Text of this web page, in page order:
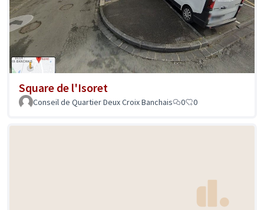
Square de l'Isoret
Conseil de Quartier Deux Croix Banchais 0 0